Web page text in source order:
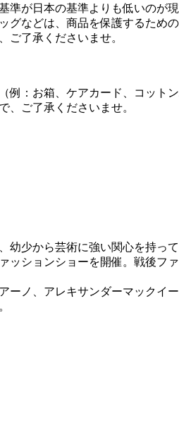
準が日本の基準よりも低いの
グなどは、商品を保護するた
ご了承くださいませ。
：お箱、ケアカード、コットン
、ご了承くださいませ。
少から芸術に強い関心を持って
ッションショーを開催。戦後
ノ、アレキサンダーマックイ